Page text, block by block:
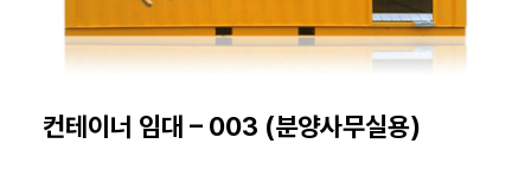
컨테이너 임대 – 003 (분양사무실용)